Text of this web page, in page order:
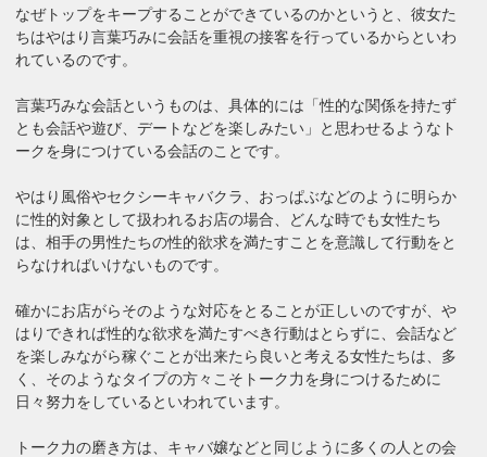
なぜトップをキープすることができているのかというと、彼女た
ちはやはり言葉巧みに会話を重視の接客を行っているからといわ
れているのです。
言葉巧みな会話というものは、具体的には「性的な関係を持たず
とも会話や遊び、デートなどを楽しみたい」と思わせるようなト
ークを身につけている会話のことです。
やはり風俗やセクシーキャバクラ、おっぱぶなどのように明らか
に性的対象として扱われるお店の場合、どんな時でも女性たち
は、相手の男性たちの性的欲求を満たすことを意識して行動をと
らなければいけないものです。
確かにお店がらそのような対応をとることが正しいのですが、や
はりできれば性的な欲求を満たすべき行動はとらずに、会話など
を楽しみながら稼ぐことが出来たら良いと考える女性たちは、多
く、そのようなタイプの方々こそトーク力を身につけるために
日々努力をしているといわれています。
トーク力の磨き方は、キャバ嬢などと同じように多くの人との会